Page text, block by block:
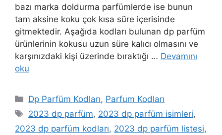
bazı marka doldurma parfümlerde ise bunun
tam aksine koku çok kısa süre içerisinde
gitmektedir. Aşağıda kodları bulunan dp parfüm
ürünlerinin kokusu uzun süre kalıcı olmasını ve
karşınızdaki kişi üzerinde bıraktığı … Devamını
oku
Kategoriler
Dp Parfüm Kodları, Parfum Kodları
Etiketler
2023 dp parfüm, 2023 dp parfüm isimleri,
2023 dp parfüm kodları, 2023 dp parfüm listesi,